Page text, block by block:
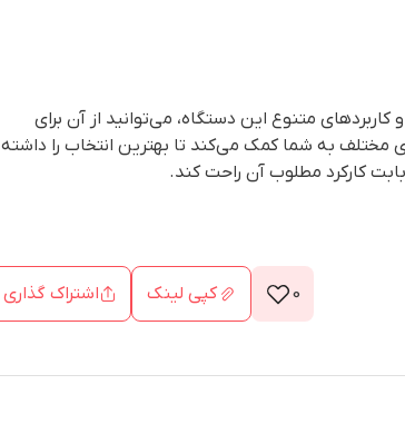
متنوع این دستگاه، می‌توانید از آن برای
به شما کمک می‌کند تا بهترین انتخاب را داشته
کارکرد مطلوب آن راحت کند.
0 کپی لینک اشتراک گذاری